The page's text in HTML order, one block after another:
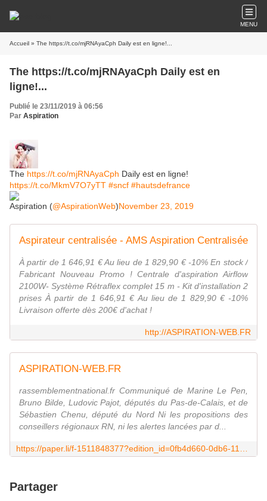
MENU
Accueil » The https://t.co/mjRNAyaCph Daily est en ligne!...
The https://t.co/mjRNAyaCph Daily est en
ligne!...
Publié le 23/11/2019 à 06:56
Par Aspiration
The https://t.co/mjRNAyaCph Daily est en ligne!
https://t.co/MkmV7O7yTT #sncf #hautsdefrance
Aspiration (@AspirationWeb)November 23, 2019
Aspirateur centralisée - AMS Aspiration Centralisée
À partir de 1 646,91 € Au lieu de 1 829,90 € -10% En stock /
Fabricant Nouveau Promo ! Centrale d'aspiration Airflow
2100W- Système Rétraflex complet 15 m - Kit d'installation 2
prises À partir de 1 646,91 € Au lieu de 1 829,90 € -10%
Livraison offerte dès 200€ d'achat !
http://ASPIRATION-WEB.FR
ASPIRATION-WEB.FR
rassemblementnational.fr Communiqué de Marine Le Pen,
Bruno Bilde, Ludovic Pajot, députés du Pas-de-Calais, et de
Sébastien Chenu, député du Nord Ni les propositions des
conseillers régionaux RN, ni les alertes lancées par d...
Partager